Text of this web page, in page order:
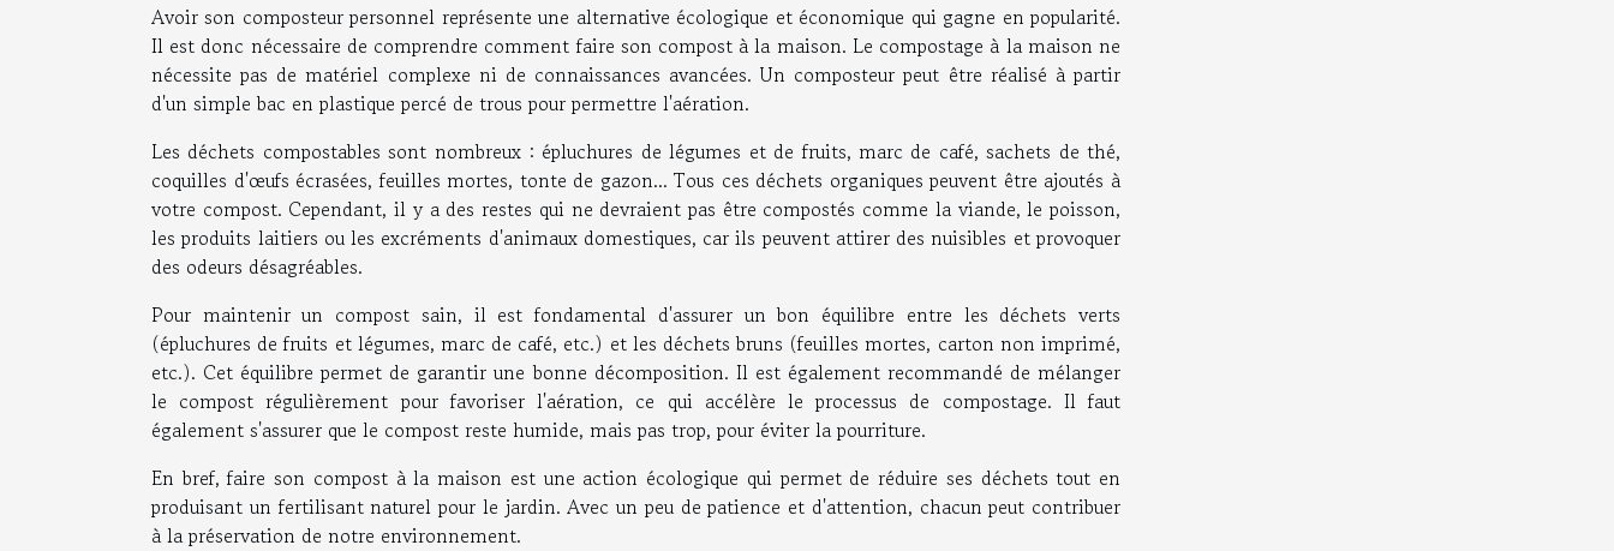
Avoir son composteur personnel représente une alternative écologique et économique qui gagne en popularité.
Il est donc nécessaire de comprendre comment faire son compost à la maison. Le compostage à la maison ne
nécessite pas de matériel complexe ni de connaissances avancées. Un composteur peut être réalisé à partir
d'un simple bac en plastique percé de trous pour permettre l'aération.
Les déchets compostables sont nombreux : épluchures de légumes et de fruits, marc de café, sachets de thé,
coquilles d'œufs écrasées, feuilles mortes, tonte de gazon... Tous ces déchets organiques peuvent être ajoutés à
votre compost. Cependant, il y a des restes qui ne devraient pas être compostés comme la viande, le poisson,
les produits laitiers ou les excréments d'animaux domestiques, car ils peuvent attirer des nuisibles et provoquer
des odeurs désagréables.
Pour maintenir un compost sain, il est fondamental d'assurer un bon équilibre entre les déchets verts
(épluchures de fruits et légumes, marc de café, etc.) et les déchets bruns (feuilles mortes, carton non imprimé,
etc.). Cet équilibre permet de garantir une bonne décomposition. Il est également recommandé de mélanger
le compost régulièrement pour favoriser l'aération, ce qui accélère le processus de compostage. Il faut
également s'assurer que le compost reste humide, mais pas trop, pour éviter la pourriture.
En bref, faire son compost à la maison est une action écologique qui permet de réduire ses déchets tout en
produisant un fertilisant naturel pour le jardin. Avec un peu de patience et d'attention, chacun peut contribuer
à la préservation de notre environnement.